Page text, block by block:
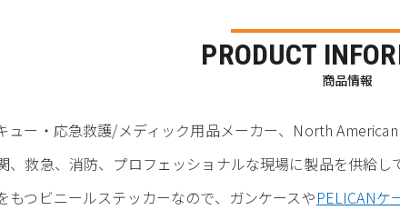
PRODUCT
商品情報
ュー・応急救護/メディック用品メーカー、North
、救急、消防、プロフェッショナルな現場に製品を供給し
もつビニールステッカーなので、ガンケースやPELICANケ